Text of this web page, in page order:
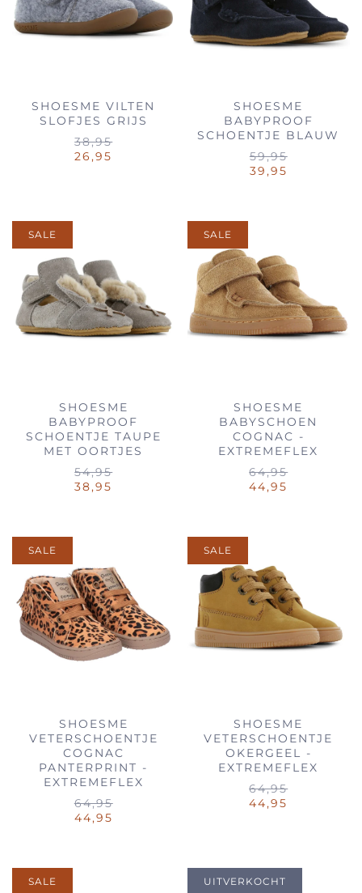
SHOESME VILTEN
SLOFJES GRIJS
38,95
26,95
SHOESME
BABYPROOF
SCHOENTJE BLAUW
59,95
39,95
SHOESME
BABYPROOF
SCHOENTJE TAUPE
MET OORTJES
54,95
38,95
SALE
SHOESME
BABYSCHOEN
COGNAC -
EXTREMEFLEX
64,95
44,95
SALE
SHOESME
VETERSCHOENTJE
COGNAC
PANTERPRINT -
EXTREMEFLEX
64,95
44,95
SALE
SHOESME
VETERSCHOENTJE
OKERGEEL -
EXTREMEFLEX
64,95
44,95
SALE
SALE UITVERKOCHT